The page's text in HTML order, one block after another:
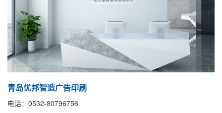
青岛优邦智造广告印刷
电话：0532-80796756